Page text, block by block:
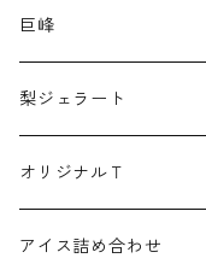
巨峰
梨ジェラート
オリジナルＴ
プリント色：アイボリー
アイス詰め合わせ